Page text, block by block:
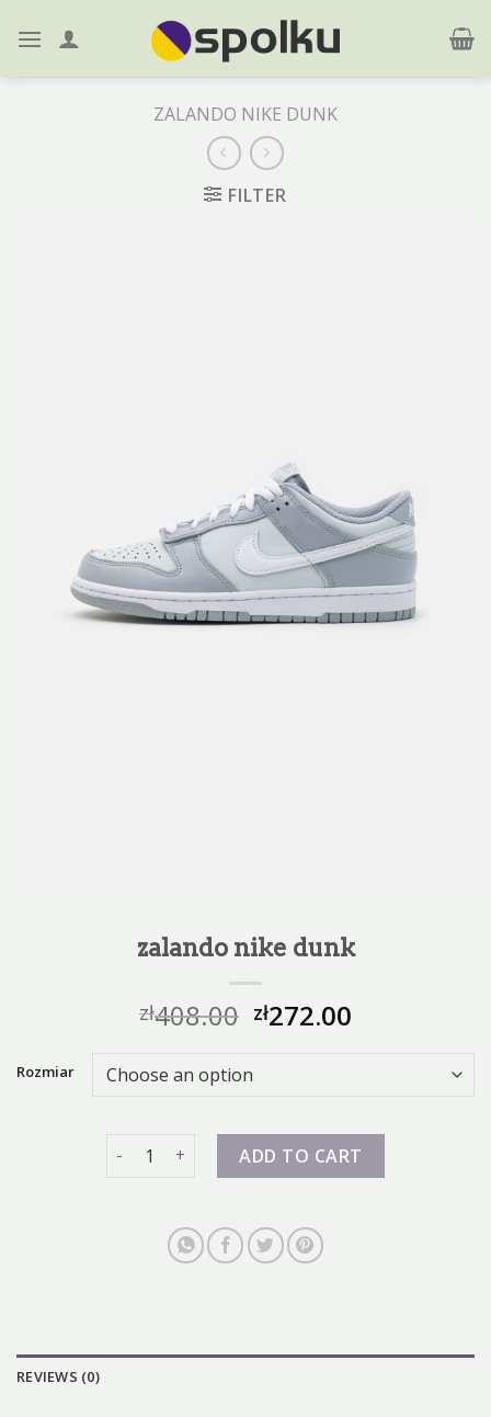
ZALANDO NIKE DUNK
FILTER
zalando nike dunk
zł408.00 zł272.00
Rozmiar
zalando nike dunk quantity
ADD TO CART
REVIEWS (0)